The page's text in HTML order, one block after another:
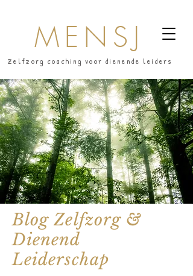
MENSJ
Zelfzorg coaching voor dienende leiders
Blog Zelfzorg &
Dienend
Leiderschap